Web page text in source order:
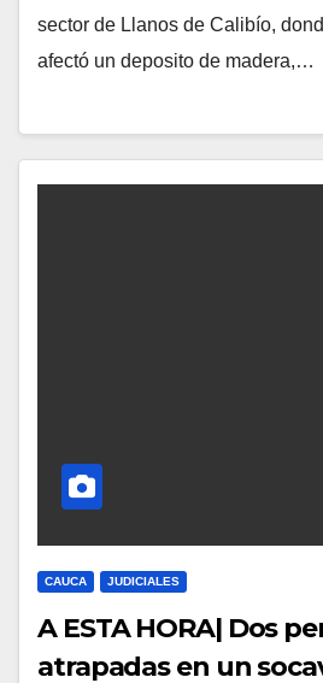
sector de Llanos de Calibío,
afectó un deposito de madera,…
CAUCA JUDICIALES
A ESTA HORA| Dos
atrapadas en un